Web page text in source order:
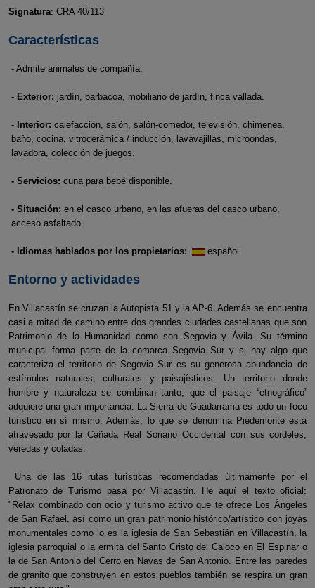
Signatura: CRA 40/113
Características
- Admite animales de compañía.
- Exterior: jardín, barbacoa, mobiliario de jardín, finca vallada.
- Interior: calefacción, salón, salón-comedor, televisión, chimenea,
baño, cocina, vitrocerámica / inducción, lavavajillas, microondas,
lavadora, colección de juegos.
- Servicios: cuna para bebé disponible.
- Situación: en el casco urbano, en las afueras del casco urbano,
acceso asfaltado.
- Idiomas hablados por los propietarios: español
Entorno y actividades
En Villacastín se cruzan la Autopista 51 y la AP-6. Además se encuentra
casi a mitad de camino entre dos grandes ciudades castellanas que son
Patrimonio de la Humanidad como son Segovia y Ávila. Su término
municipal forma parte de la comarca Segovia Sur y si hay algo que
caracteriza el territorio de Segovia Sur es su generosa abundancia de
estímulos naturales, culturales y paisajísticos. Un territorio donde
hombre y naturaleza se combinan tanto, que el paisaje “etnográfico”
adquiere una gran importancia. La Sierra de Guadarrama es todo un foco
turístico en sí mismo. Además, lo que se denomina Piedemonte está
atravesado por la Cañada Real Soriano Occidental con sus cordeles,
veredas y coladas.
Una de las 16 rutas turísticas recomendadas últimamente por el
Patronato de Turismo pasa por Villacastín. He aquí el texto oficial:
"Relax combinado con ocio y turismo activo que te ofrece Los Ángeles
de San Rafael, así como un gran patrimonio histórico/artístico con joyas
monumentales como lo es la iglesia de San Sebastián en Villacastín, la
iglesia parroquial o la ermita del Santo Cristo del Caloco en El Espinar o
la de San Antonio del Cerro en Navas de San Antonio. Entre las paredes
de granito que construyen en estos pueblos también se respira un gran